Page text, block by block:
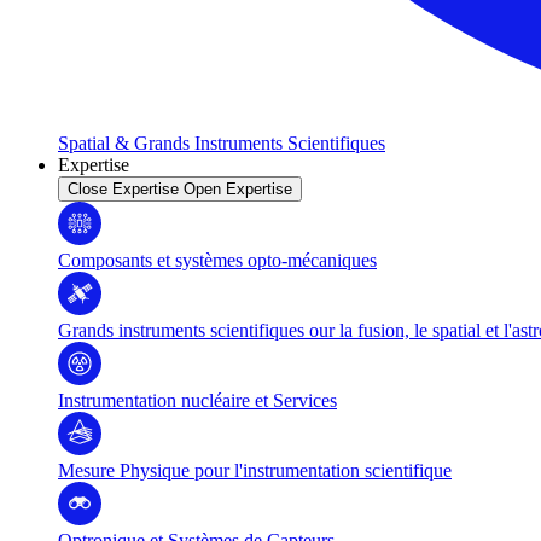
Spatial & Grands Instruments Scientifiques
Expertise
Close Expertise Open Expertise
Composants et systèmes opto-mécaniques
Grands instruments scientifiques our la fusion, le spatial et
Instrumentation nucléaire et Services
Mesure Physique pour l'instrumentation scientifique